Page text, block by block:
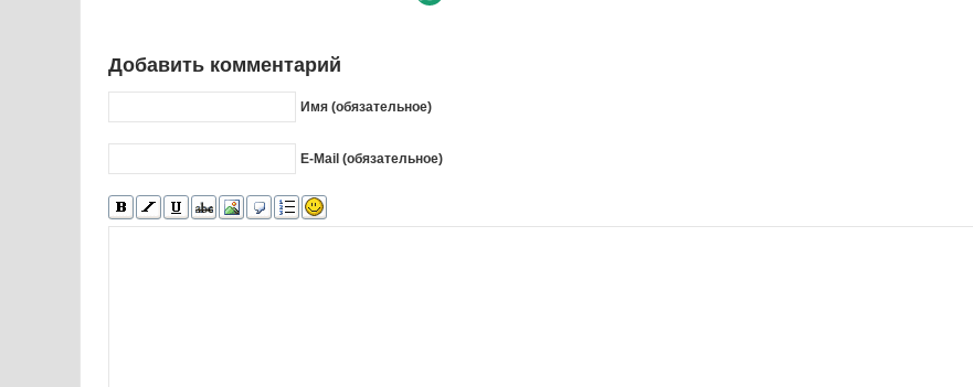
Добавить комментарий
Имя (обязательное)
E-Mail (обязательное)